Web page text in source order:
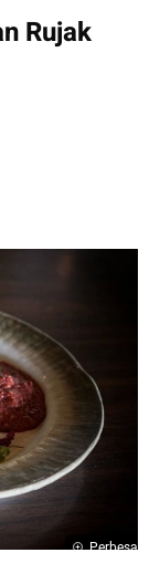
Rujak
Perbesar